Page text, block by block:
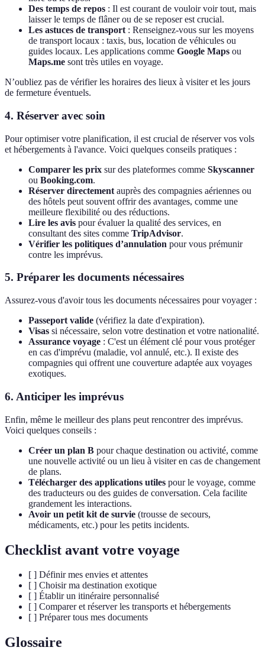
Des temps de repos : Il est courant de vouloir voir tout, mais
laisser le temps de flâner ou de se reposer est crucial.
Les astuces de transport : Renseignez-vous sur les moyens
de transport locaux : taxis, bus, location de véhicules ou
guides locaux. Les applications comme Google Maps ou
Maps.me sont très utiles en voyage.
N’oubliez pas de vérifier les horaires des lieux à visiter et les jours
de fermeture éventuels.
4. Réserver avec soin
Pour optimiser votre planification, il est crucial de réserver vos vols
et hébergements à l'avance. Voici quelques conseils pratiques :
Comparer les prix sur des plateformes comme Skyscanner
ou Booking.com.
Réserver directement auprès des compagnies aériennes ou
des hôtels peut souvent offrir des avantages, comme une
meilleure flexibilité ou des réductions.
Lire les avis pour évaluer la qualité des services, en
consultant des sites comme TripAdvisor.
Vérifier les politiques d’annulation pour vous prémunir
contre les imprévus.
5. Préparer les documents nécessaires
Assurez-vous d'avoir tous les documents nécessaires pour voyager :
Passeport valide (vérifiez la date d'expiration).
Visas si nécessaire, selon votre destination et votre nationalité.
Assurance voyage : C'est un élément clé pour vous protéger
en cas d'imprévu (maladie, vol annulé, etc.). Il existe des
compagnies qui offrent une couverture adaptée aux voyages
exotiques.
6. Anticiper les imprévus
Enfin, même le meilleur des plans peut rencontrer des imprévus.
Voici quelques conseils :
Créer un plan B pour chaque destination ou activité, comme
une nouvelle activité ou un lieu à visiter en cas de changement
de plans.
Télécharger des applications utiles pour le voyage, comme
des traducteurs ou des guides de conversation. Cela facilite
grandement les interactions.
Avoir un petit kit de survie (trousse de secours,
médicaments, etc.) pour les petits incidents.
Checklist avant votre voyage
[ ] Définir mes envies et attentes
[ ] Choisir ma destination exotique
[ ] Établir un itinéraire personnalisé
[ ] Comparer et réserver les transports et hébergements
[ ] Préparer tous mes documents
Glossaire